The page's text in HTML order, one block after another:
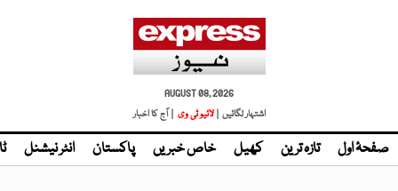
AUGUST 08, 2026
اشتہار لگائیں | لائیو ٹی وی | آج کا اخبار
صفحۂ اول تازہ ترین کھیل خاص خبریں پاکستان انٹر نیشنل